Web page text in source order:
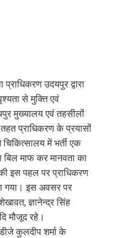
उदयपुर द्वारा
से मुक्ति एवं
मुख्यालय एवं तहसीलों
प्राधिकरण के प्रयासों
में भर्ती एक
माफ कर मानवता का
इस पहल पर प्राधिकरण
गया। इस अवसर पर
ज्ञानेन्द्र सिंह
मौजूद रहे।
कुलदीप शर्मा के